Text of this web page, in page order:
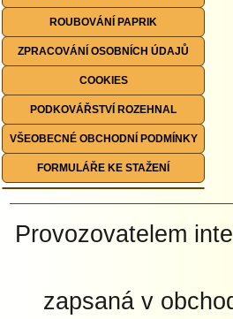
ROUBOVÁNÍ PAPRIK
ZPRACOVÁNÍ OSOBNÍCH ÚDAJŮ
COOKIES
PODKOVÁŘSTVÍ ROZEHNAL
VŠEOBECNÉ OBCHODNÍ PODMÍNKY
FORMULÁŘE KE STAŽENÍ
Provozovatelem
zapsaná v